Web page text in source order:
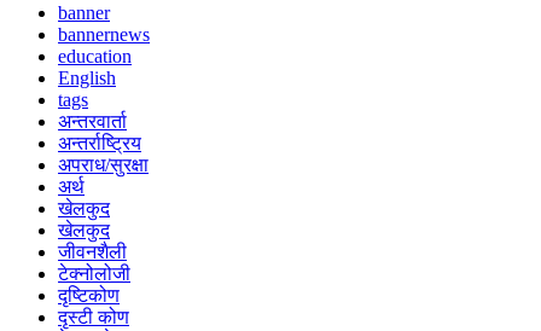
banner
bannernews
education
English
tags
अन्तरवार्ता
अन्तर्राष्ट्रिय
अपराध/सुरक्षा
अर्थ
खेलकुद
खेलकुद
जीवनशैली
टेक्नोलोजी
दृष्टिकोण
दृस्टी कोण